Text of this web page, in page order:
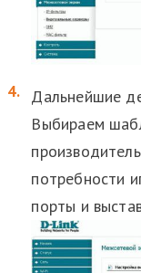
Дальнейшие
Выбираем
потребности
порты и